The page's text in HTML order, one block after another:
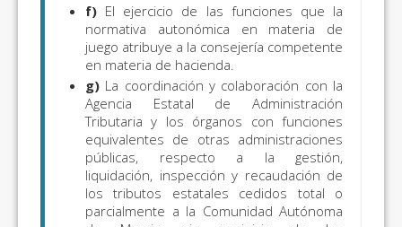
f) El ejercicio de las funciones que la
normativa autonómica en materia de
juego atribuye a la consejería competente
en materia de hacienda.
g) La coordinación y colaboración con la
Agencia Estatal de Administración
Tributaria y los órganos con funciones
equivalentes de otras administraciones
públicas, respecto a la gestión,
liquidación, inspección y recaudación de
los tributos estatales cedidos total o
parcialmente a la Comunidad Autónoma